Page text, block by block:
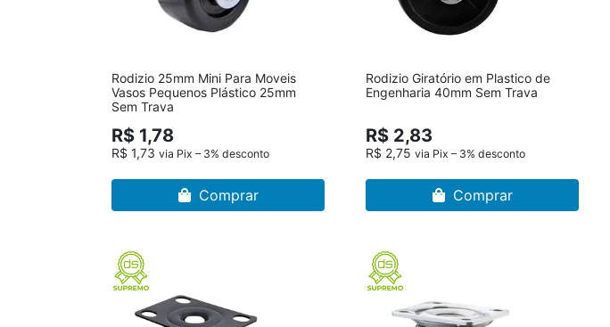
Rodizio 25mm Mini Para Moveis
Vasos Pequenos Plástico 25mm
Sem Trava
R$ 1,78
R$ 1,73 via Pix – 3% desconto
Comprar
Rodizio Giratório em Plastico de
Engenharia 40mm Sem Trava
R$ 2,83
R$ 2,75 via Pix – 3% desconto
Comprar